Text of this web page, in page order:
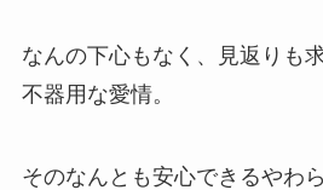
なんの下心もなく、見返りも
不器用な愛情。
そのなんとも安心できるやわ